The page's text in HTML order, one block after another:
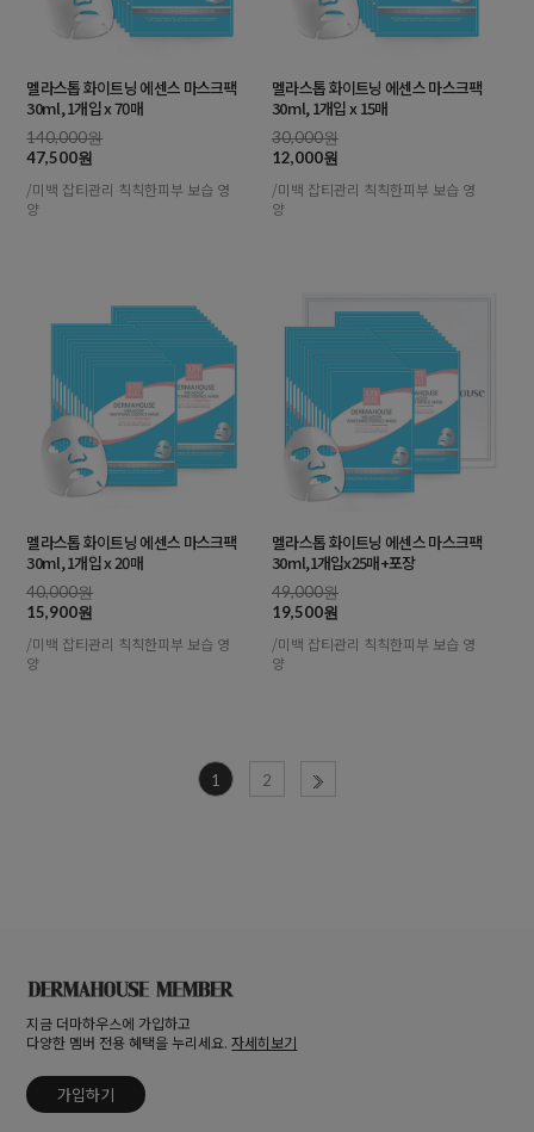
멜라스톱 화이트닝 에센스 마스크팩
30ml, 1개입 x 70매
140,000원
47,500원
/미백 잡티관리 칙칙한피부 보습 영
양
멜라스톱 화이트닝 에센스 마스크팩
30ml, 1개입 x 15매
30,000원
12,000원
/미백 잡티관리 칙칙한피부 보습 영
양
멜라스톱 화이트닝 에센스 마스크팩
30ml, 1개입 x 20매
40,000원
15,900원
/미백 잡티관리 칙칙한피부 보습 영
양
멜라스톱 화이트닝 에센스 마스크팩
30ml,1개입x25매+포장
49,000원
19,500원
/미백 잡티관리 칙칙한피부 보습 영
양
1 2
지금 더마하우스에 가입하고
다양한 멤버 전용 혜택을 누리세요.자세히보기
가입하기